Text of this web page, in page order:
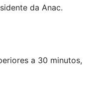
da Anac.
a 30 minutos,